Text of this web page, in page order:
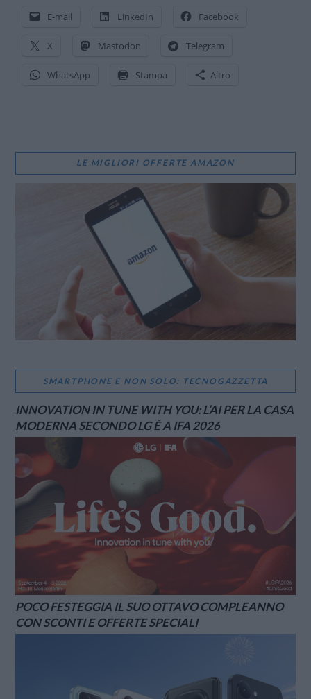
E-mail LinkedIn Facebook
X Mastodon Telegram
WhatsApp Stampa Altro
LE MIGLIORI OFFERTE AMAZON
SMARTPHONE E NON SOLO: TECNOGAZZETTA
INNOVATION IN TUNE WITH YOU: L’AI PER LA CASA
MODERNA SECONDO LG È A IFA 2026
POCO FESTEGGIA IL SUO OTTAVO COMPLEANNO
CON SCONTI E OFFERTE SPECIALI